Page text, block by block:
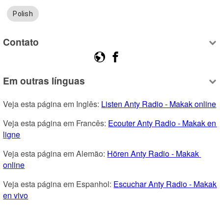
Polish
Contato
Em outras línguas
Veja esta página em Inglês: Listen Anty Radio - Makak online
Veja esta página em Francês: Ecouter Anty Radio - Makak en
ligne
Veja esta página em Alemão: Hören Anty Radio - Makak
online
Veja esta página em Espanhol: Escuchar Anty Radio - Makak
en vivo